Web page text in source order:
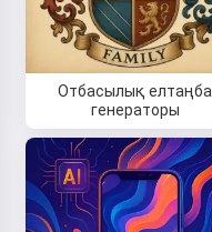
Отбасылық елтаңба
генераторы